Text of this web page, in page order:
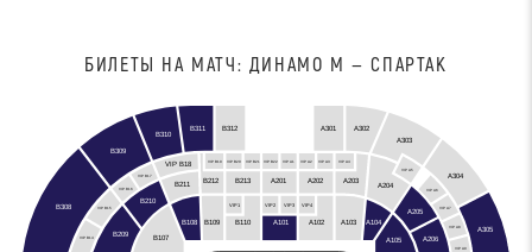
БИЛЕТЫ НА МАТЧ: ДИНАМО М — СПАРТАК
A103 A104
A105
B107
B108 B109
A203
A204
A205
A206
B209
B210
B211 B212
A301 A302
A303
A304
A305
B308
B309
B310
B311
VIP A1
VIP A5
VIP A6
VIP A7
VIP A8
VIP A9
VIP B14
VIP B15
VIP B16
VIP B17
VIP B18
B312
VIP B19 VIP B20 VIP B21 VIP B22 VIP A2 VIP A3 VIP A4
B213 A201 A202
A102
A101
B110
VIP1 VIP2 VIP3 VIP4